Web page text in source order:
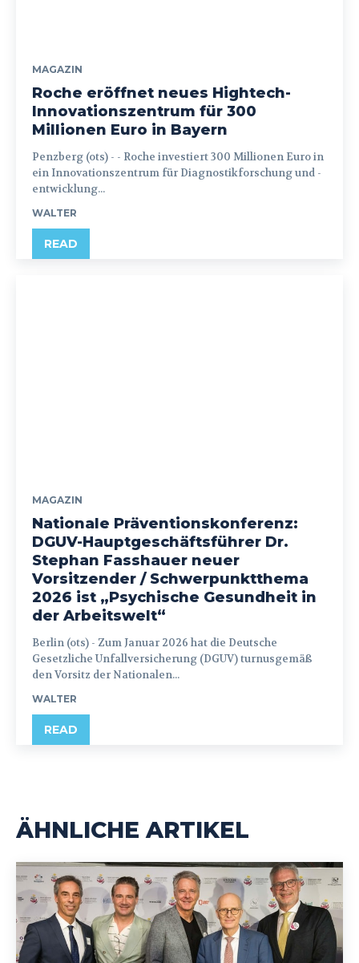
MAGAZIN
Roche eröffnet neues Hightech-
Innovationszentrum für 300
Millionen Euro in Bayern
Penzberg (ots) - - Roche investiert 300 Millionen Euro in
ein Innovationszentrum für Diagnostikforschung und -
entwicklung...
WALTER
READ
MAGAZIN
Nationale Präventionskonferenz:
DGUV-Hauptgeschäftsführer Dr.
Stephan Fasshauer neuer
Vorsitzender / Schwerpunktthema
2026 ist „Psychische Gesundheit in
der Arbeitswelt“
Berlin (ots) - Zum Januar 2026 hat die Deutsche
Gesetzliche Unfallversicherung (DGUV) turnusgemäß
den Vorsitz der Nationalen...
WALTER
READ
ÄHNLICHE ARTIKEL